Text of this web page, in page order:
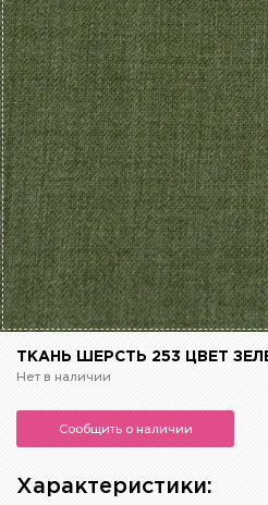
ТКАНЬ ШЕРСТЬ 253 ЦВЕТ
Нет в наличии
Сообщить о наличии
Характеристики: